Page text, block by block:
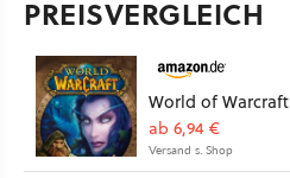
PREISVERGLEICH
World of Warcraft
ab 6,94 €
Versand s. Shop